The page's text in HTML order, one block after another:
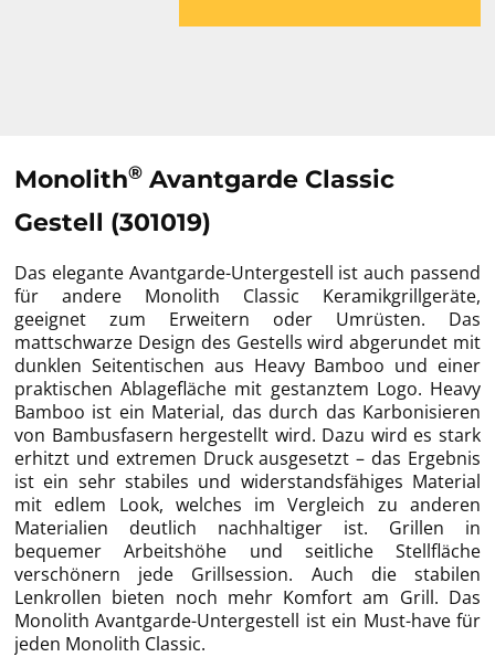
Monolith® Avantgarde Classic
Gestell (301019)
Das elegante Avantgarde-Untergestell ist auch passend
für andere Monolith Classic Keramikgrillgeräte,
geeignet zum Erweitern oder Umrüsten. Das
mattschwarze Design des Gestells wird abgerundet mit
dunklen Seitentischen aus Heavy Bamboo und einer
praktischen Ablagefläche mit gestanztem Logo. Heavy
Bamboo ist ein Material, das durch das Karbonisieren
von Bambusfasern hergestellt wird. Dazu wird es stark
erhitzt und extremen Druck ausgesetzt – das Ergebnis
ist ein sehr stabiles und widerstandsfähiges Material
mit edlem Look, welches im Vergleich zu anderen
Materialien deutlich nachhaltiger ist. Grillen in
bequemer Arbeitshöhe und seitliche Stellfläche
verschönern jede Grillsession. Auch die stabilen
Lenkrollen bieten noch mehr Komfort am Grill. Das
Monolith Avantgarde-Untergestell ist ein Must-have für
jeden Monolith Classic.